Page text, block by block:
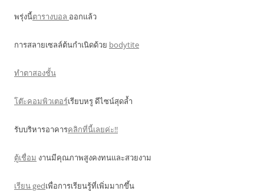
พรุ่งนี้ตารางบอล ออกแล้ว
การสลายเซลล์ต้นกำเนิดด้วย bodytite
ทำตาสองชั้น
โต๊ะคอมพิวเตอร์เรียบหรู ดีไซน์สุดล้ำ
รับบริหารอาคารคลิกที่นี้เลยค่ะ!!
ตู้เชื่อม งานมีคุณภาพสูงคงทนและสวยงาม
เรียน gedเพื่อการเรียนรู้ที่เพิ่มมากขึ้น